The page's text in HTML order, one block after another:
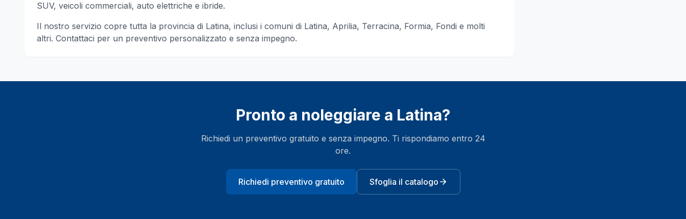
SUV, veicoli commerciali, auto elettriche e ibride.
Il nostro servizio copre tutta la provincia di Latina, inclusi i comuni di Latina, Aprilia, Terracina, Formia, Fondi e molti
altri. Contattaci per un preventivo personalizzato e senza impegno.
Pronto a noleggiare a Latina?
Richiedi un preventivo gratuito e senza impegno. Ti rispondiamo entro 24
ore.
Richiedi preventivo gratuito Sfoglia il catalogo